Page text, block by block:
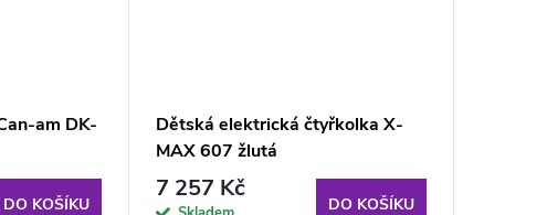
am DK-
DO KOŠÍKU
Dětská elektrická čtyřkolka X-
MAX 607 žlutá
7 257 Kč
DO KOŠÍKU